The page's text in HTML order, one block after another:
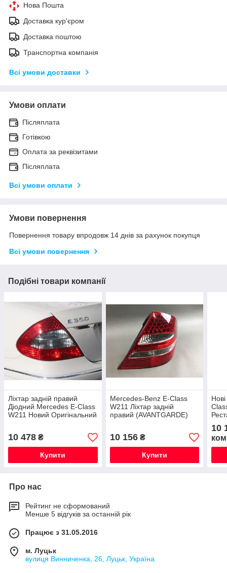
Нова Пошта
Доставка кур'єром
Доставка поштою
Транспортна компанія
Всі умови доставки
Умови оплати
Післяплата
Готівкою
Оплата за реквізитами
Післяплата
Всі умови оплати
Умови повернення
Повернення товару впродовж 14 днів за рахунок покупця
Всі умови повернення
Подібні товари компанії
Ліхтар задній правий
Діодний Mercedes E-Class
W211 Новий Оригінальний
10 478 ₴
Купити
Mercedes-Benz E-Class
W211 Ліхтар задній
правий (AVANTGARDE)
10 156₴
Купити
10
Про нас
Рейтинг не сформований
Менше 5 відгуків за останній рік
Працює з 31.05.2016
м. Луцьк
вулиця Винниченка, 26, Луцьк, Україна